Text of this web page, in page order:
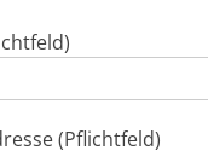
(Pflichtfeld)